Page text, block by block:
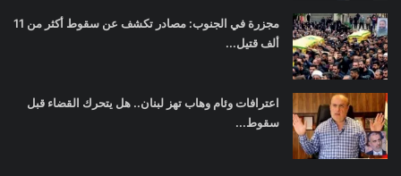
مجزرة في الجنوب: مصادر تكشف عن سقوط أكثر من 11
ألف قتيل...
اعترافات وئام وهاب تهز لبنان.. هل يتحرك القضاء قبل
سقوط...